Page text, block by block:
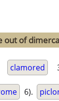
out of
clamored
6).